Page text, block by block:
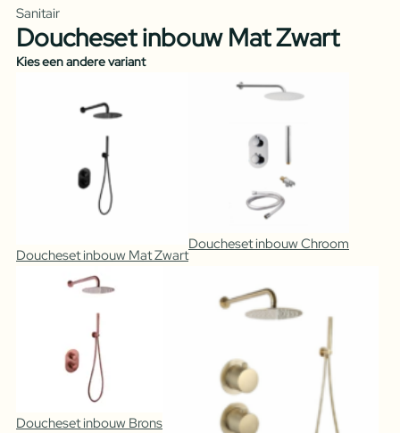
Sanitair
Doucheset inbouw Mat Zwart
Kies een andere variant
Doucheset inbouw Mat Zwart
Doucheset inbouw Chroom
Doucheset inbouw Brons